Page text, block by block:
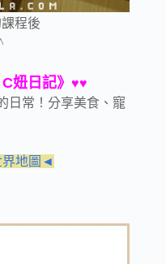
程後
妞日記》 ♥♥
日常！分享美食、寵
界地圖◄